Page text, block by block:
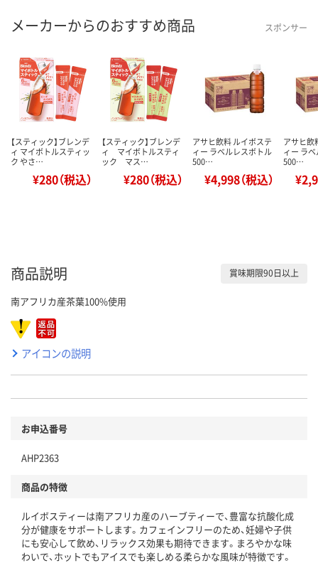
メーカーからのおすすめ商品 スポンサー
【スティック】ブレンデ
ィ マイボトルスティッ
ク やさ…
¥280（税込）
【スティック】ブレンデ
ィ マイボトルスティ
ック マス…
¥280（税込）
アサヒ飲料 ルイボステ
ィー ラベルレスボトル
500…
¥4,998（税込）
アサヒ飲
ィー ラ
500…
商品説明 賞味期限90日以上
南アフリカ産茶葉100%使用
アイコンの説明
お申込番号
AHP2363
商品の特徴
ルイボスティーは南アフリカ産のハーブティーで、豊富な抗酸化成
分が健康をサポートします。カフェインフリーのため、妊婦や子供
にも安心して飲め、リラックス効果も期待できます。まろやかな味
わいで、ホットでもアイスでも楽しめる柔らかな風味が特徴です。